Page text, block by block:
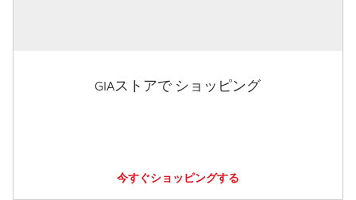
GIAストアで ショッピング
今すぐショッピングする